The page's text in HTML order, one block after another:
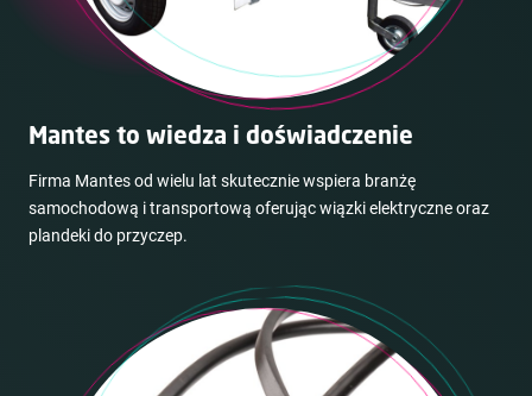
Mantes to wiedza i doświadczenie
Firma Mantes od wielu lat skutecznie wspiera branżę
samochodową i transportową oferując wiązki elektryczne oraz
plandeki do przyczep.